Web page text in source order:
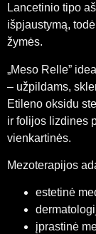
Lancetinio tipo
išpjaustymą,
žymės.
„Meso Relle”
– užpildams,
Etileno oksidu
ir folijos lizdines
vienkartinės.
Mezoterapijos
estetinė
įprastinė